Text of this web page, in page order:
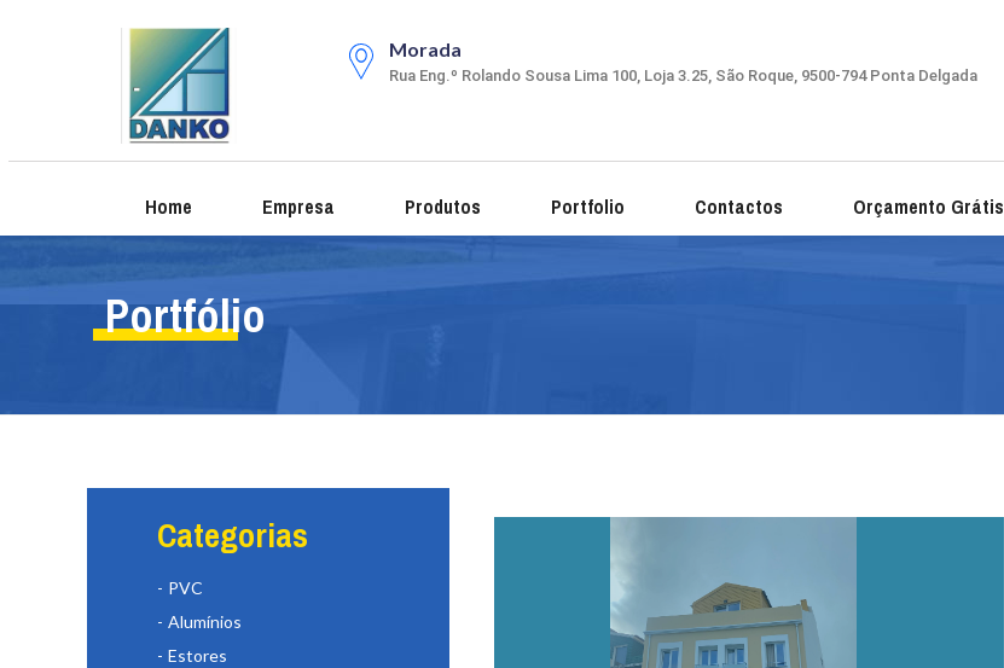
Morada
Rua Eng.º Rolando Sousa Lima 100, Loja 3.25, São Roque, 9500-794 Ponta Delgada
Home Empresa Produtos Portfolio Contactos Orçamento Grátis
Portfólio
Categorias
PVC
Alumínios
Estores